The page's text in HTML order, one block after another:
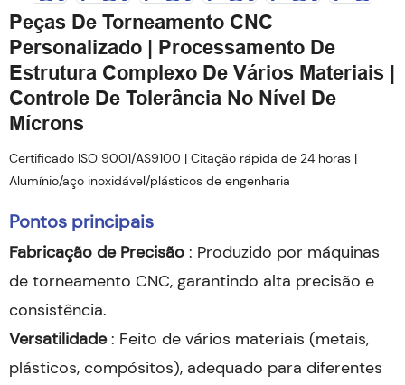
Peças De Torneamento CNC
Personalizado | Processamento De
Estrutura Complexo De Vários Materiais |
Controle De Tolerância No Nível De
Mícrons
Certificado ISO 9001/AS9100 | Citação rápida de 24 horas |
Alumínio/aço inoxidável/plásticos de engenharia
Pontos principais
Fabricação de Precisão : Produzido por máquinas
de torneamento CNC, garantindo alta precisão e
consistência.
Versatilidade: Feito de vários materiais (metais,
plásticos, compósitos), adequado para diferentes